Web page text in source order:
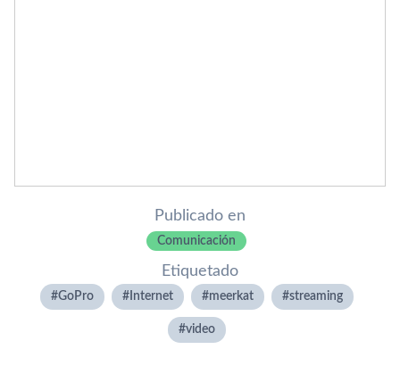
Publicado en
Comunicación
Etiquetado
GoPro Internet meerkat streaming
video